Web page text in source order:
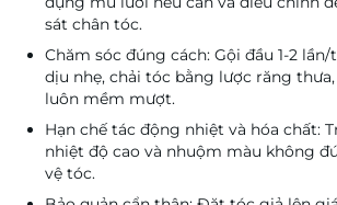
sát chân tóc.
Chăm sóc đúng cách: Gội đầu 1-2
dịu nhẹ, chải tóc bằng lược răng
luôn mềm mượt.
Hạn chế tác động nhiệt và hóa chất:
nhiệt độ cao và nhuộm màu không
vệ tóc.